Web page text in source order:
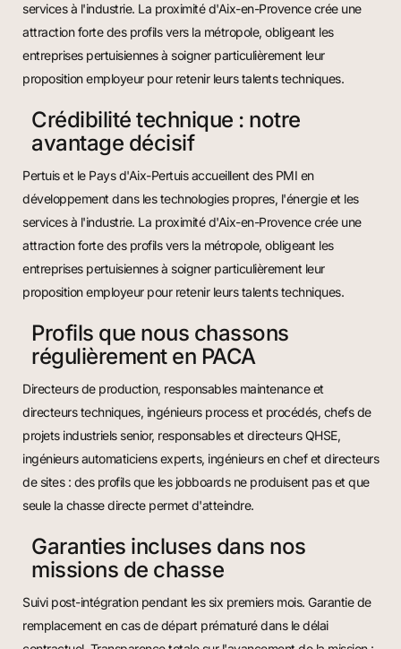
services à l'industrie. La proximité d'Aix-en-Provence crée une
attraction forte des profils vers la métropole, obligeant les
entreprises pertuisiennes à soigner particulièrement leur
proposition employeur pour retenir leurs talents techniques.
Crédibilité technique : notre
avantage décisif
Pertuis et le Pays d'Aix-Pertuis accueillent des PMI en
développement dans les technologies propres, l'énergie et les
services à l'industrie. La proximité d'Aix-en-Provence crée une
attraction forte des profils vers la métropole, obligeant les
entreprises pertuisiennes à soigner particulièrement leur
proposition employeur pour retenir leurs talents techniques.
Profils que nous chassons
régulièrement en PACA
Directeurs de production, responsables maintenance et
directeurs techniques, ingénieurs process et procédés, chefs de
projets industriels senior, responsables et directeurs QHSE,
ingénieurs automaticiens experts, ingénieurs en chef et directeurs
de sites : des profils que les jobboards ne produisent pas et que
seule la chasse directe permet d'atteindre.
Garanties incluses dans nos
missions de chasse
Suivi post-intégration pendant les six premiers mois. Garantie de
remplacement en cas de départ prématuré dans le délai